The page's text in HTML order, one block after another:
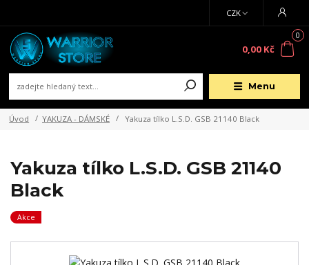
Menu
CZK
0
0,00 Kč
Úvod YAKUZA - DÁMSKÉ Yakuza tílko L.S.D. GSB 21140 Black
Yakuza tílko L.S.D. GSB 21140
Black
Akce